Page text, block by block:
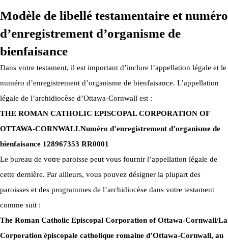
Modèle de libellé testamentaire et numéro
d’enregistrement d’organisme de
bienfaisance
Dans votre testament, il est important d’inclure l’appellation légale et le
numéro d’enregistrement d’organisme de bienfaisance. L’appellation
légale de l’archidiocèse d’Ottawa-Cornwall est :
THE ROMAN CATHOLIC EPISCOPAL CORPORATION OF
OTTAWA-CORNWALLNuméro d’enregistrement d’organisme de
bienfaisance 128967353 RR0001
Le bureau de votre paroisse peut vous fournir l’appellation légale de
cette dernière. Par ailleurs, vous pouvez désigner la plupart des
paroisses et des programmes de l’archidiocèse dans votre testament
comme suit :
The Roman Catholic Episcopal Corporation of Ottawa-Cornwall/La
Corporation épiscopale catholique romaine d’Ottawa-Cornwall, au